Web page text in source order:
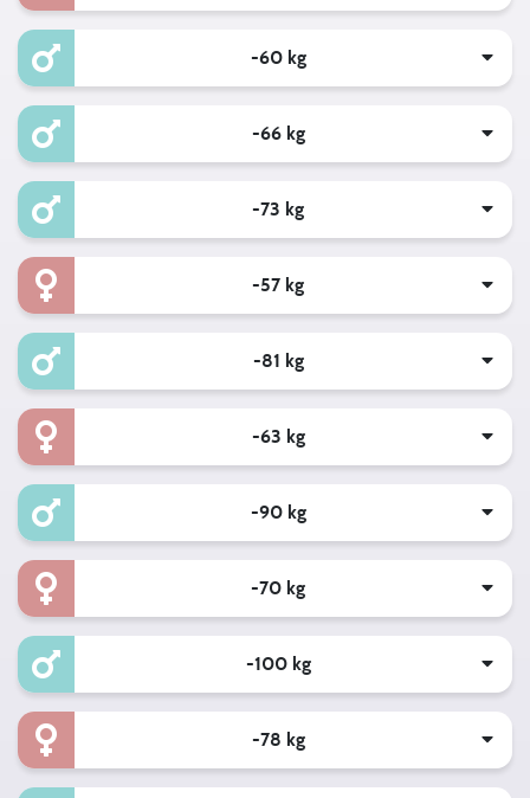
-60 kg
-66 kg
-73 kg
-57 kg
-81 kg
-63 kg
-90 kg
-70 kg
-100 kg
-78 kg